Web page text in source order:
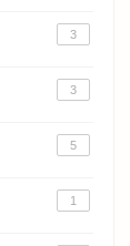
3
3
5
1